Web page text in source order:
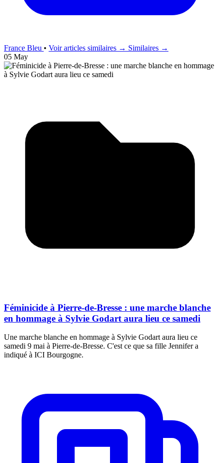
France Bleu • Voir articles similaires → Similaires →
05 May
Féminicide à Pierre-de-Bresse : une marche blanche
en hommage à Sylvie Godart aura lieu ce samedi
Une marche blanche en hommage à Sylvie Godart aura lieu ce
samedi 9 mai à Pierre-de-Bresse. C'est ce que sa fille Jennifer a
indiqué à ICI Bourgogne.